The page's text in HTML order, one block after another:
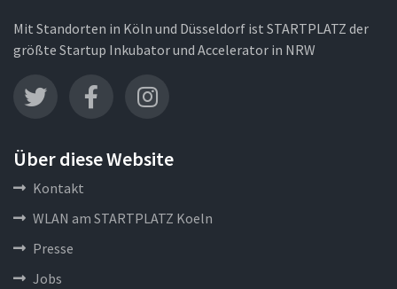
Mit Standorten in Köln und Düsseldorf ist STARTPLATZ der
größte Startup Inkubator und Accelerator in NRW
Über diese Website
Kontakt
WLAN am STARTPLATZ Koeln
Presse
Jobs